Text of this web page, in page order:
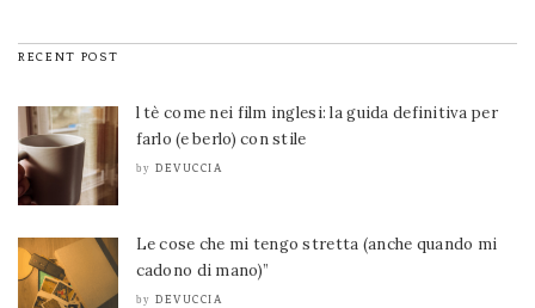
RECENT POST
l tè come nei film inglesi: la guida definitiva per
farlo (e berlo) con stile
by DEVUCCIA
Le cose che mi tengo stretta (anche quando mi
cadono di mano)”
by DEVUCCIA